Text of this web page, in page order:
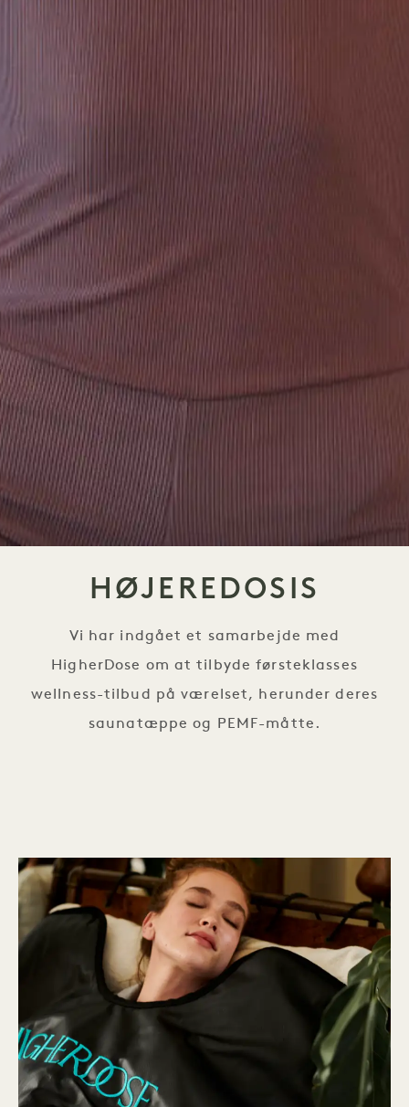
HØJEREDOSIS
Vi har indgået et samarbejde med
HigherDose om at tilbyde førsteklasses
wellness-tilbud på værelset, herunder deres
saunatæppe og PEMF-måtte.